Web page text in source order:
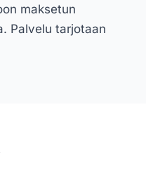
maksetun
Palvelu tarjotaan